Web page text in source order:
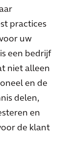
practices
uw
een bedrijf
niet alleen
en de
delen,
en
de klant